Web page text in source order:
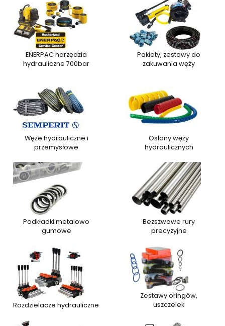
ENERPAC narzędzia
hydrauliczne 700bar
Węże hydrauliczne i
przemysłowe
Podkładki metalowo
gumowe
Rozdzielacze hydrauliczne
Pakiety, zestawy do
zakuwania węży
Osłony węży
hydraulicznych
Bezszwowe rury
precyzyjne
Zestawy oringów,
uszczelek